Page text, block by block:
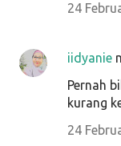
24
iidyanie
Pernah
kurang
24